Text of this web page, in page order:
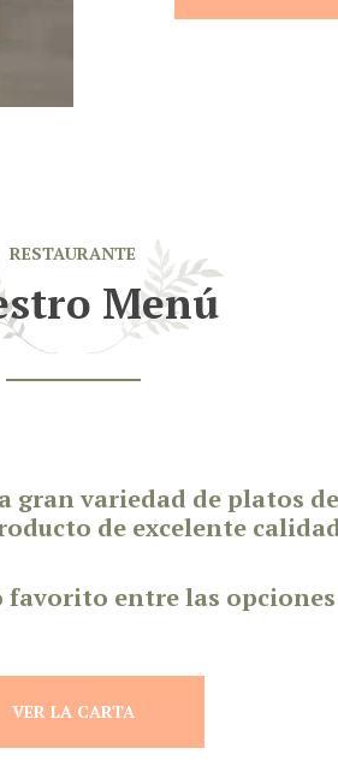
RESTAURANTE
Menú
gran variedad de platos
de excelente
entre las
VER LA CARTA